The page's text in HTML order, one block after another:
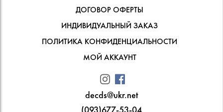
ДОГОВОР ОФЕРТЫ
ИНДИВИДУАЛЬНЫЙ ЗАКАЗ
ПОЛИТИКА КОНФИДЕНЦИАЛЬНОСТИ
МОЙ АККАУНТ
decds@ukr.net